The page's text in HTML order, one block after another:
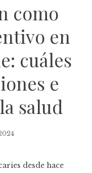
como
en
cuáles
e
salud
desde hace